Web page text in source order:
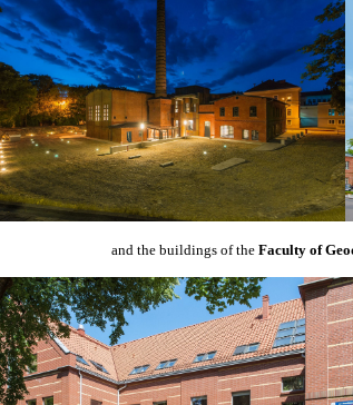
and the buildings of the Faculty of